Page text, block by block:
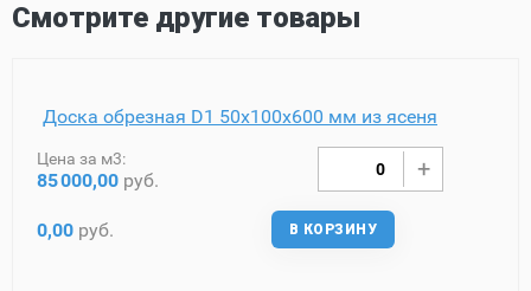
Смотрите другие товары
Доска обрезная D1 50х100х600 мм из ясеня
Цена за м3:
85000,00 руб.
0,00 руб. В КОРЗИНУ